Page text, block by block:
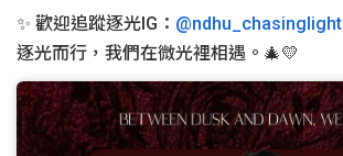
✨ 歡迎追蹤逐光IG： @ndhu_chasinglight
逐光而行，我們在微光裡相遇。🎄💛